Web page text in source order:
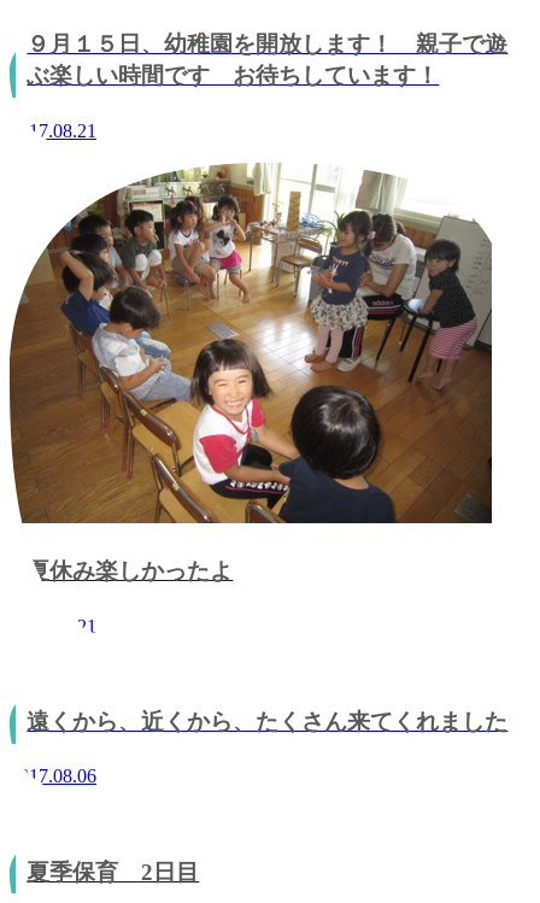
９月１５日、幼稚園を開放します！ 親子で遊
ぶ楽しい時間です お待ちしています！
2017.08.21
夏休み楽しかったよ
2017.08.21
遠くから、近くから、たくさん来てくれました
2017.08.06
夏季保育 2日目